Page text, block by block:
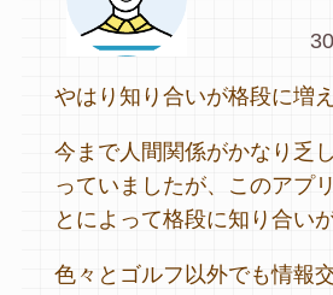
やはり知り合いが格段に増
今まで人間関係がかなり乏
っていましたが、このアプ
とによって格段に知り合い
色々とゴルフ以外でも情報